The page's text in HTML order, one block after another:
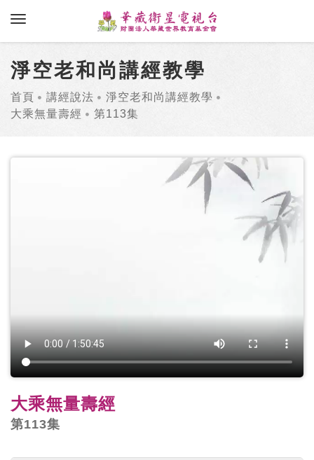
toggle navigation
淨空老和尚講經教學
首頁 講經說法
淨空老和尚講經教學
大乘無量壽經
第113集
大乘無量壽經
第113集